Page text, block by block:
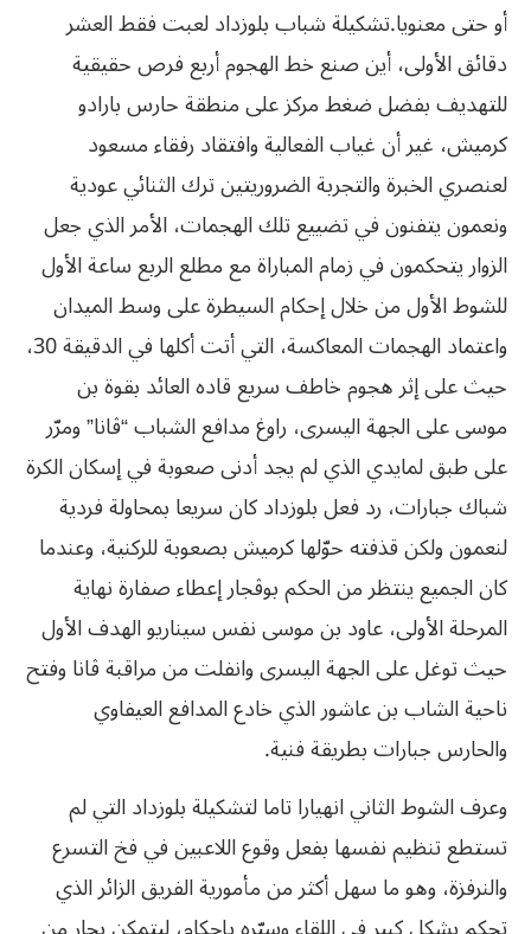
‬أو‮ ‬حتى‮ ‬معنويا‮.‬تشكيلة شباب بلوزداد لعبت فقط العشر
دقائق الأولى، أين صنع خط الهجوم أربع فرص حقيقية
للتهديف بفضل ضغط مركز على منطقة حارس بارادو
كرميش، غير أن غياب الفعالية وافتقاد رفقاء مسعود
لعنصري الخبرة والتجربة الضروريتين ترك الثنائي عودية
ونعمون يتفنون في تضييع تلك الهجمات، الأمر الذي جعل
الزوار يتحكمون في زمام المباراة مع مطلع الربع ساعة الأول
للشوط الأول من خلال إحكام السيطرة على وسط الميدان
واعتماد الهجمات المعاكسة، التي أتت أكلها في الدقيقة 30،
حيث على إثر هجوم خاطف سريع قاده العائد بقوة بن
موسى على الجهة اليسرى، راوغ مدافع الشباب “ڤانا” ومرّر
على طبق لمايدي الذي لم يجد أدنى صعوبة في إسكان الكرة
شباك جبارات، رد فعل بلوزداد كان سريعا بمحاولة فردية
لنعمون ولكن قذفته حوّلها كرميش بصعوبة للركنية، وعندما
كان الجميع ينتظر من الحكم بوڤجار إعطاء صفارة نهاية
‬والحارس‮ ‬جبارات‮ ‬بطريقة‮ ‬فنية‮.‬
وعرف الشوط الثاني انهيارا تاما لتشكيلة بلوزداد التي لم
تستطع تنظيم نفسها بفعل وقوع اللاعبين في فخ التسرع
والنرفزة، وهو ما سهل أكثر من مأمورية الفريق الزائر الذي